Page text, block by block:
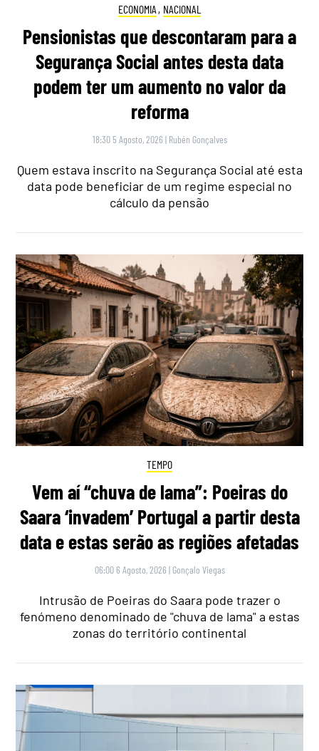
ECONOMIA , NACIONAL
Pensionistas que descontaram para a
Segurança Social antes desta data
podem ter um aumento no valor da
reforma
18:30 5 Agosto, 2026 | Rubén Gonçalves
Quem estava inscrito na Segurança Social até esta
data pode beneficiar de um regime especial no
cálculo da pensão
TEMPO
Vem aí “chuva de lama”: Poeiras do
Saara ‘invadem’ Portugal a partir desta
data e estas serão as regiões afetadas
06:00 6 Agosto, 2026 | Gonçalo Viegas
Intrusão de Poeiras do Saara pode trazer o
fenómeno denominado de "chuva de lama" a estas
zonas do território continental